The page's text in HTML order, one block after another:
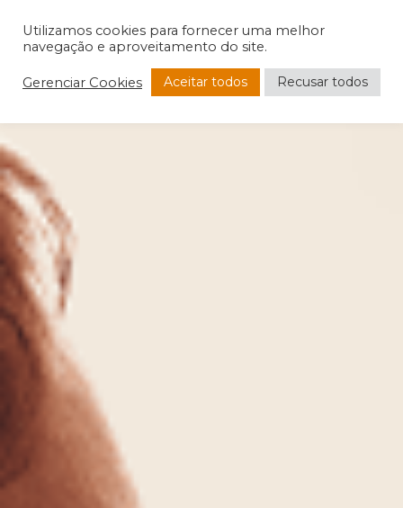
Utilizamos cookies para fornecer uma melhor
navegação e aproveitamento do site.
Gerenciar Cookies Aceitar todos Recusar todos